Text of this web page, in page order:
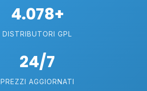
4.078+
DISTRIBUTORI GPL
24/7
PREZZI AGGIORNATI